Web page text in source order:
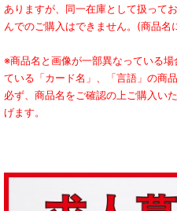
ありますが、同一在庫として扱って
んでのご購入はできません。(商品
※商品名と画像が一部異なっている
ている「カード名」、「言語」の商
必ず、商品名をご確認の上ご購入い
げます。